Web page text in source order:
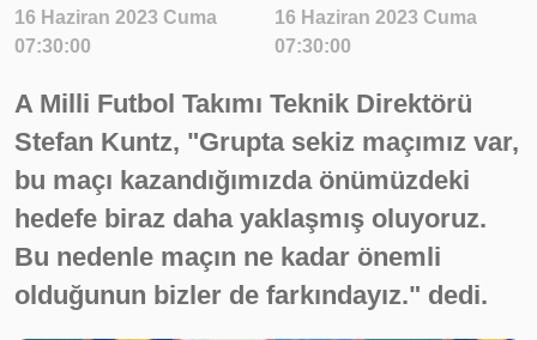
16 Haziran 2023 Cuma
07:30:00
16 Haziran 2023 Cuma
07:30:00
A Milli Futbol Takımı Teknik Direktörü
Stefan Kuntz, "Grupta sekiz maçımız var,
bu maçı kazandığımızda önümüzdeki
hedefe biraz daha yaklaşmış oluyoruz.
Bu nedenle maçın ne kadar önemli
olduğunun bizler de farkındayız." dedi.